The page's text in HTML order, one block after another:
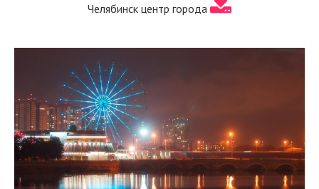
Челябинск центр города